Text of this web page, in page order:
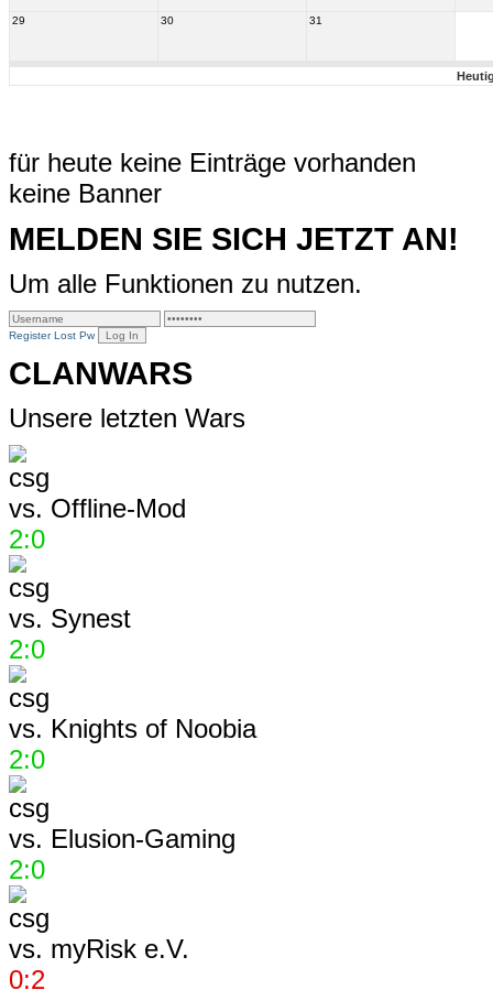
29 30 31
für heute keine Einträge vorhanden
keine Banner
MELDEN SIE SICH JETZT AN!
Um alle Funktionen zu nutzen.
Register Lost Pw
CLANWARS
Unsere letzten Wars
vs. Offline-Mod
2:0
vs. Synest
2:0
vs. Knights of Noobia
2:0
vs. Elusion-Gaming
2:0
vs. myRisk e.V.
0:2